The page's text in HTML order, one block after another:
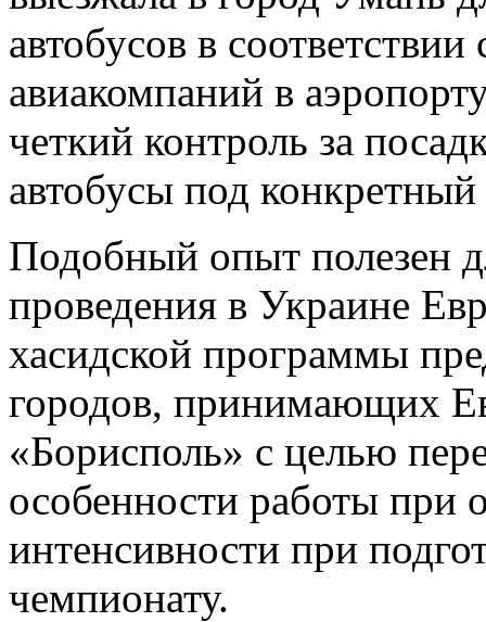
автобусов в
авиакомпаний в
четкий контроль за
автобусы под конкретный
Подобный опыт полезен
проведения в Украине
хасидской программы
городов, принимающих
«Борисполь» с целью
особенности работы при
интенсивности при
чемпионату.